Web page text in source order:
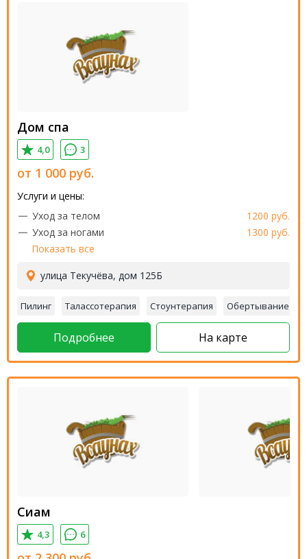
Дом спа
4,0 3
от 1 000 руб.
Услуги и цены:
Уход за телом
1200 руб.
Уход за ногами
1300 руб.
Показать все
улица Текучёва, дом 125Б
Пилинг Талассотерапия Стоунтерапия Обертывание
Подробнее На карте
Сиам
4,3 6